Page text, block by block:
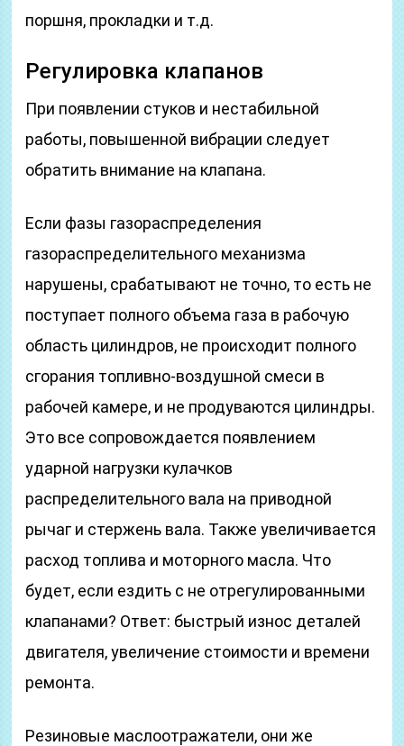
поршня, прокладки и т.д.
Регулировка клапанов
При появлении стуков и нестабильной
работы, повышенной вибрации следует
обратить внимание на клапана.
Если фазы газораспределения
газораспределительного механизма
нарушены, срабатывают не точно, то есть не
поступает полного объема газа в рабочую
область цилиндров, не происходит полного
сгорания топливно-воздушной смеси в
рабочей камере, и не продуваются цилиндры.
Это все сопровождается появлением
ударной нагрузки кулачков
распределительного вала на приводной
рычаг и стержень вала. Также увеличивается
расход топлива и моторного масла. Что
будет, если ездить с не отрегулированными
клапанами? Ответ: быстрый износ деталей
двигателя, увеличение стоимости и времени
ремонта.
Резиновые маслоотражатели, они же